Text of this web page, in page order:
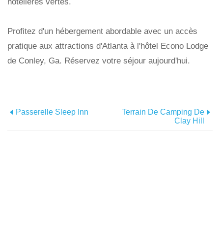
Profitez d'un hébergement abordable avec un accès
pratique aux attractions d'Atlanta à l'hôtel Econo Lodge
de Conley, Ga. Réservez votre séjour aujourd'hui.
Passerelle Sleep Inn
Terrain De Camping De
Clay Hill